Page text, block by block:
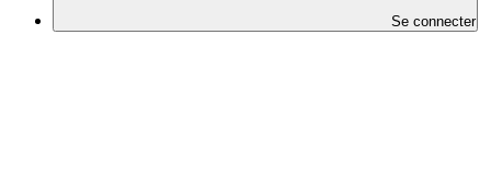
Se connecter